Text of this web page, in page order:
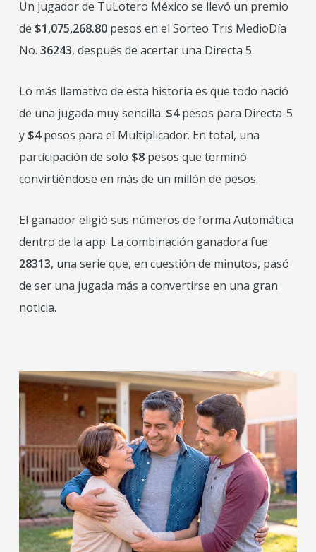
Un jugador de TuLotero México se llevó un premio
de $1,075,268.80pesos en el Sorteo Tris MedioDía
No. 36243, después de acertar una Directa 5.
Lo más llamativo de esta historia es que todo nació
de una jugada muy sencilla: $4pesos para Directa-5
y $4pesos para el Multiplicador. En total, una
participación de solo $8pesos que terminó
convirtiéndose en más de un millón de pesos.
El ganador eligió sus números de forma Automática
dentro de la app. La combinación ganadora fue
28313, una serie que, en cuestión de minutos, pasó
de ser una jugada más a convertirse en una gran
noticia.